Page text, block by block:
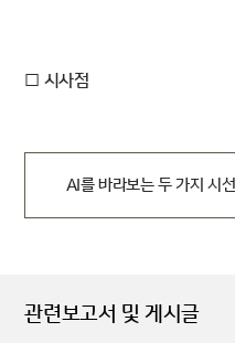
□ 시사점
AI를 바라보는 두 가지 시
관련보고서 및 게시글